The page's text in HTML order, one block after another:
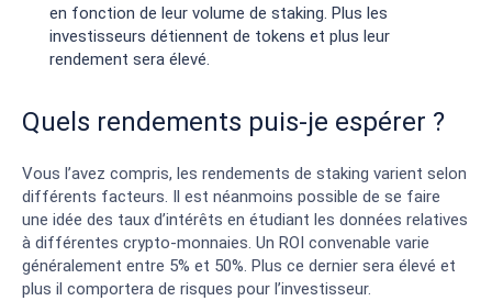
en fonction de leur volume de staking. Plus les
investisseurs détiennent de tokens et plus leur
rendement sera élevé.
Quels rendements puis-je espérer ?
Vous l’avez compris, les rendements de staking varient selon
différents facteurs. Il est néanmoins possible de se faire
une idée des taux d’intérêts en étudiant les données relatives
à différentes crypto-monnaies. Un ROI convenable varie
généralement entre 5% et 50%. Plus ce dernier sera élevé et
plus il comportera de risques pour l’investisseur.